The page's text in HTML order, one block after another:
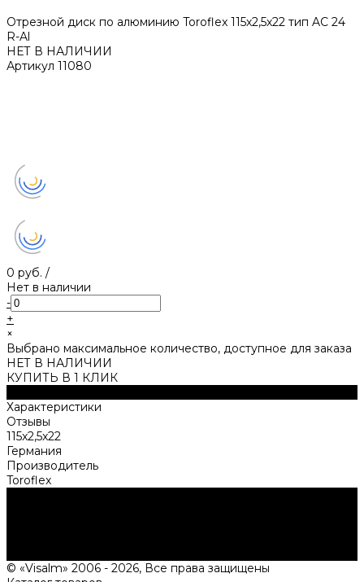
Отрезной диск по алюминию Toroflex 115х2,5х22 тип AС 24
R-Al
НЕТ В НАЛИЧИИ
Артикул 11080
0 руб. /
Нет в наличии
-
+
×
Выбрано максимальное количество, доступное для заказа
НЕТ В НАЛИЧИИ
КУПИТЬ В 1 КЛИК
Характеристики
Отзывы
115x2,5x22
Германия
Производитель
Toroflex
© «Visalm» 2006 - 2026, Все права защищены